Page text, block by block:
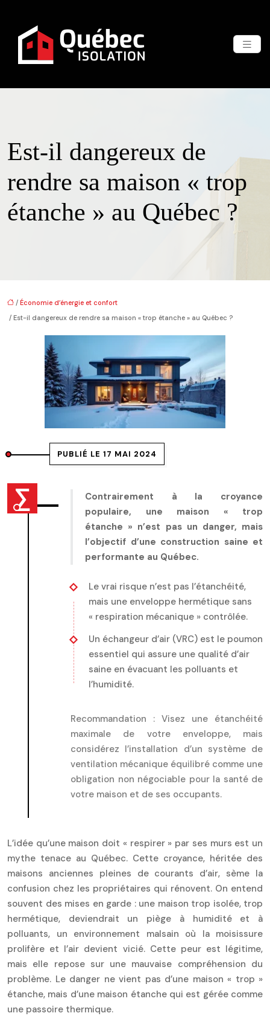
Est-il dangereux de
rendre sa maison « trop
étanche » au Québec ?
/ Économie d’énergie et confort
/ Est-il dangereux de rendre sa maison « trop étanche » au Québec ?
PUBLIÉ LE 17 MAI 2024
Contrairement à la croyance
populaire, une maison « trop
étanche » n’est pas un danger, mais
l’objectif d’une construction saine et
performante au Québec.
Le vrai risque n’est pas l’étanchéité,
mais une enveloppe hermétique sans
« respiration mécanique » contrôlée.
Un échangeur d’air (VRC) est le poumon
essentiel qui assure une qualité d’air
saine en évacuant les polluants et
l’humidité.
Recommandation : Visez une étanchéité
maximale de votre enveloppe, mais
considérez l’installation d’un système de
ventilation mécanique équilibré comme une
obligation non négociable pour la santé de
votre maison et de ses occupants.
L’idée qu’une maison doit « respirer » par ses murs est un
mythe tenace au Québec. Cette croyance, héritée des
maisons anciennes pleines de courants d’air, sème la
confusion chez les propriétaires qui rénovent. On entend
souvent des mises en garde : une maison trop isolée, trop
hermétique, deviendrait un piège à humidité et à
polluants, un environnement malsain où la moisissure
prolifère et l’air devient vicié. Cette peur est légitime,
mais elle repose sur une mauvaise compréhension du
problème. Le danger ne vient pas d’une maison « trop »
étanche, mais d’une maison étanche qui est gérée comme
une passoire thermique.